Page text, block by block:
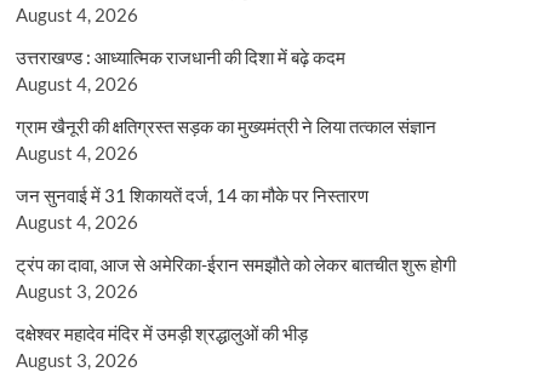
August 4, 2026
उत्तराखण्ड : आध्यात्मिक राजधानी की दिशा में बढ़े कदम
August 4, 2026
ग्राम खैनूरी की क्षतिग्रस्त सड़क का मुख्यमंत्री ने लिया तत्काल संज्ञान
August 4, 2026
जन सुनवाई में 31 शिकायतें दर्ज, 14 का मौके पर निस्तारण
August 4, 2026
ट्रंप का दावा, आज से अमेरिका-ईरान समझौते को लेकर बातचीत शुरू होगी
August 3, 2026
दक्षेश्वर महादेव मंदिर में उमड़ी श्रद्धालुओं की भीड़
August 3, 2026